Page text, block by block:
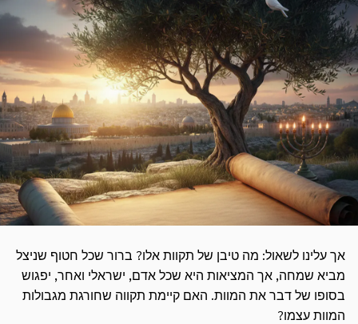
אך עלינו לשאול: מה טיבן של תקוות אלו? ברור שכל חטוף שניצל
מביא שמחה, אך המציאות היא שכל אדם, ישראלי ואחר, יפגוש
בסופו של דבר את המוות. האם קיימת תקווה שחורגת מגבולות
המוות עצמו?